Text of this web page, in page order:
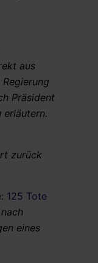
aus
Präsident
erläutern.
zurück
125 Tote
eines